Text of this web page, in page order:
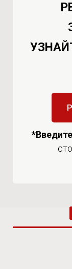
*Введите